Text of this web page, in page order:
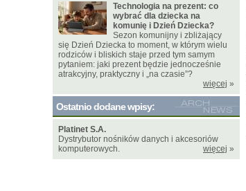
Technologia na prezent: co
wybrać dla dziecka na
komunię i Dzień Dziecka?
Sezon komunijny i zbliżający
się Dzień Dziecka to moment, w którym wielu
rodziców i bliskich staje przed tym samym
pytaniem: jaki prezent będzie jednocześnie
atrakcyjny, praktyczny i „na czasie”?
więcej »
Ostatnio dodane wpisy:
Platinet S.A.
Dystrybutor nośników danych i akcesoriów
komputerowych.
więcej »